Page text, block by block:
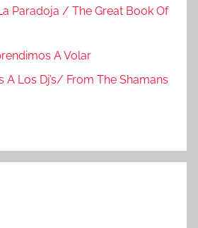
Paradoja / The Great Book Of
A Volar
A Los Dj’s/ From The Shamans